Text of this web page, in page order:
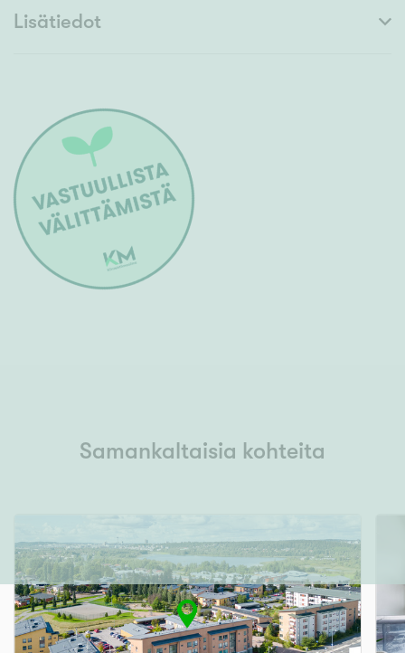
Lisätiedot
Samankaltaisia kohteita